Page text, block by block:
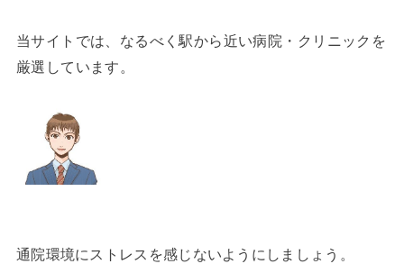
当サイトでは、なるべく駅から近い病院・クリニックを
厳選しています。
通院環境にストレスを感じないようにしましょう。